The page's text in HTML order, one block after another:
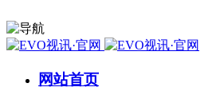
网站首页